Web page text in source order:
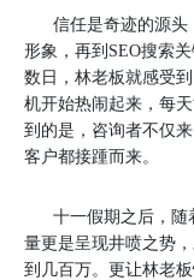
信任是奇迹的源头
形象，再到SEO搜索
数日，林老板就感受
机开始热闹起来，每
到的是，咨询者不仅
客户都接踵而来。
十一假期之后，随
量更是呈现井喷之势
到几百万。更让林老